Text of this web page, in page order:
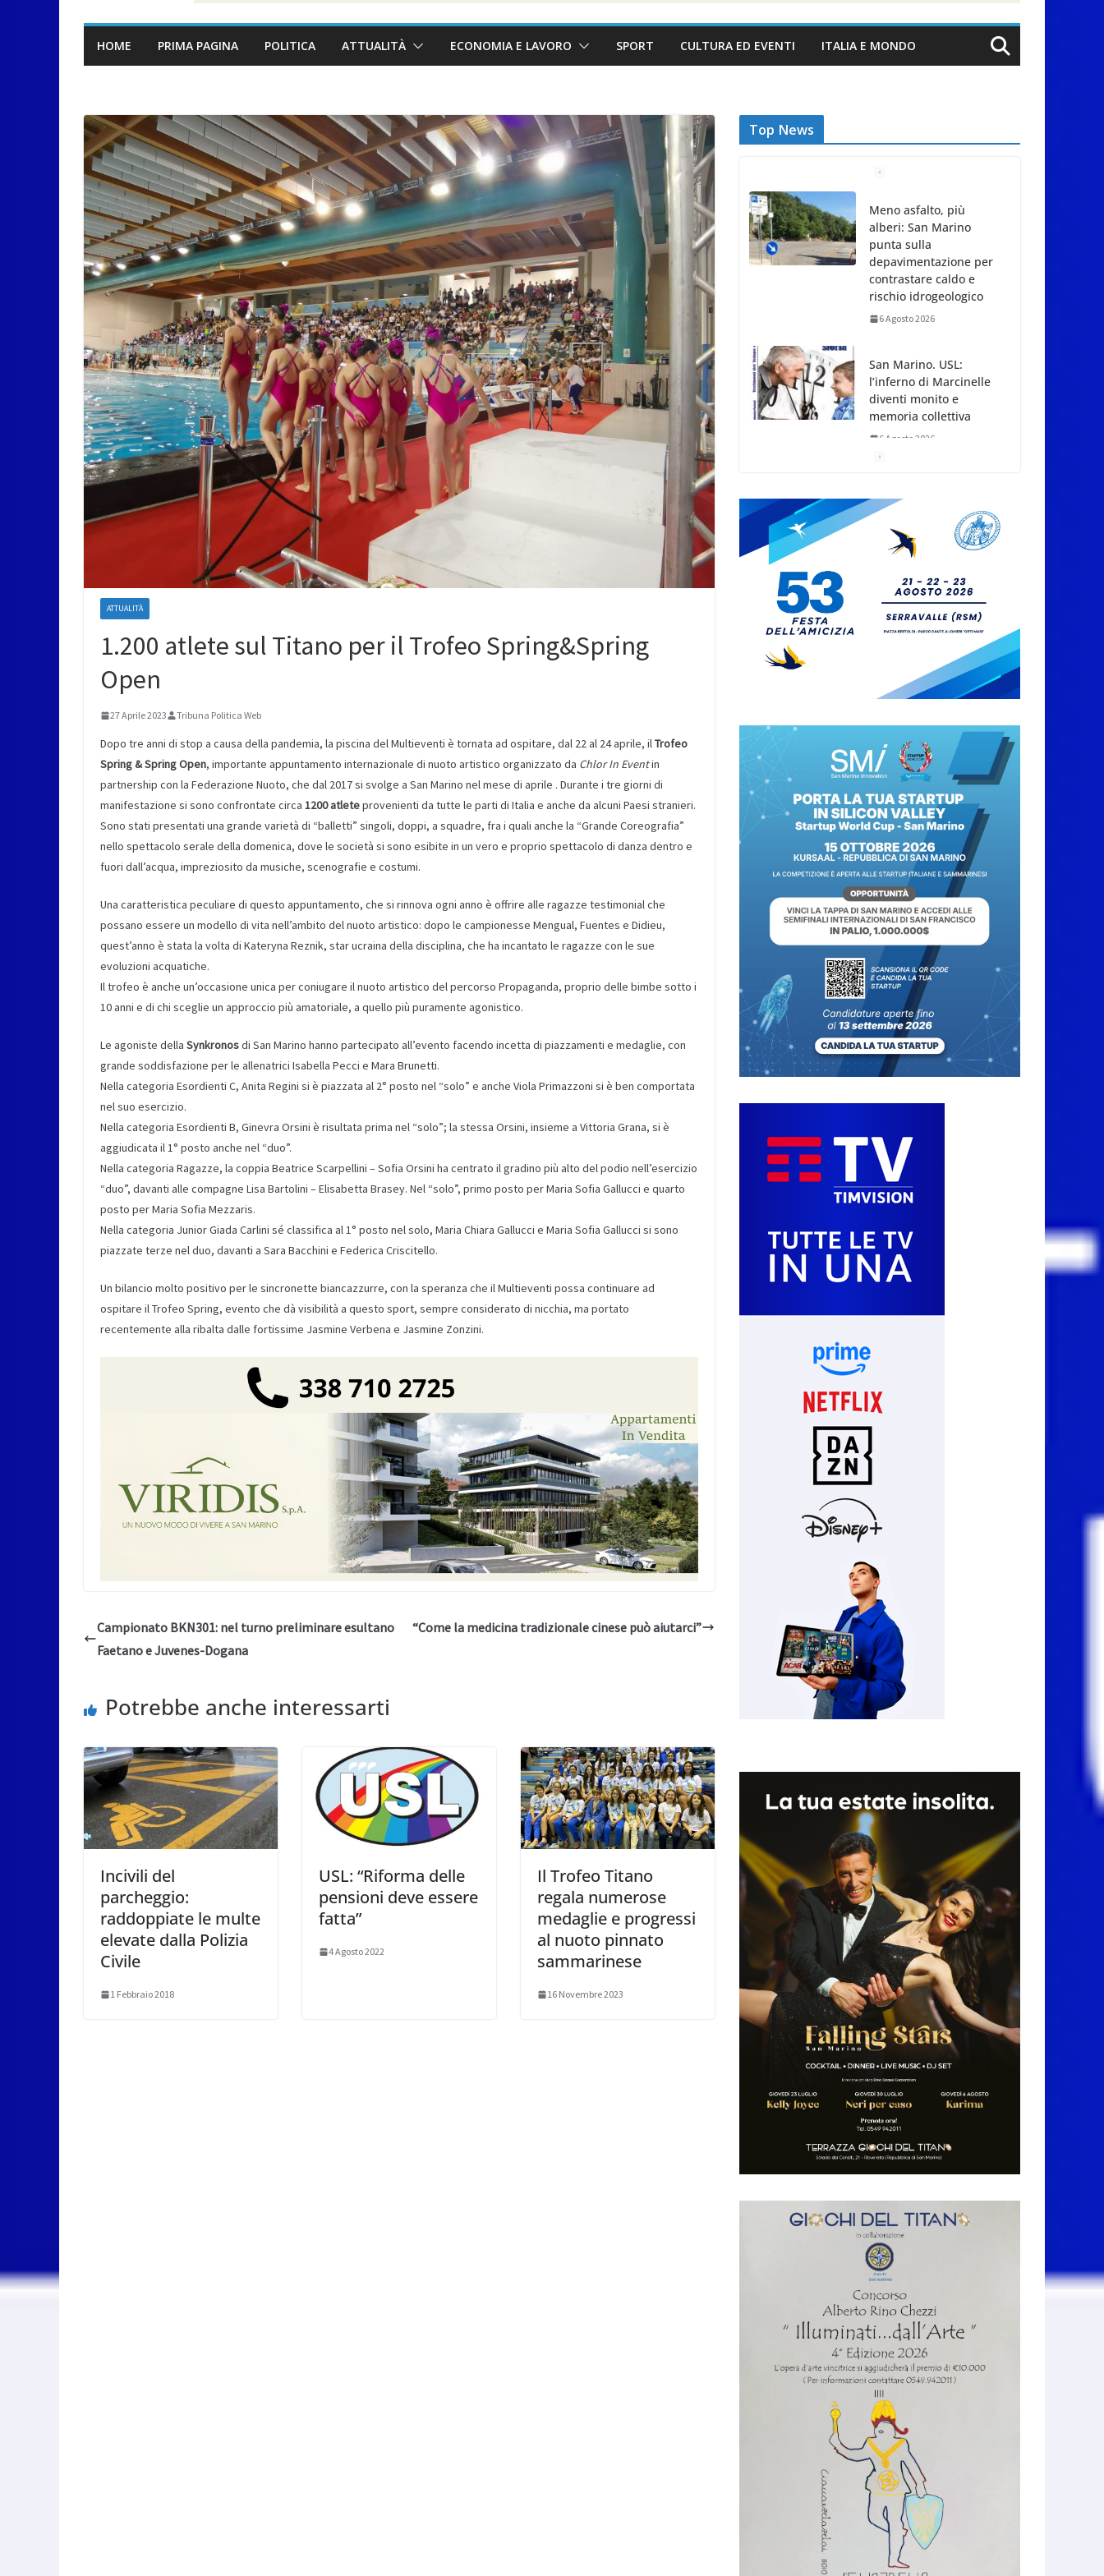
HOME PRIMA PAGINA POLITICA ATTUALITÀ ECONOMIA E LAVORO SPORT CULTURA ED EVENTI ITALIA E MONDO
ATTUALITÀ
1.200 atlete sul Titano per il Trofeo Spring&Spring
Open
27 Aprile 2023 Tribuna Politica Web
Dopo tre anni di stop a causa della pandemia, la piscina del Multieventi è tornata ad ospitare, dal 22 al 24 aprile, ilTrofeo
Spring & Spring Open, importante appuntamento internazionale di nuoto artistico organizzato da Chlor In Eventin
partnership con la Federazione Nuoto, che dal 2017 si svolge a San Marino nel mese di aprile . Durante i tre giorni di
manifestazione si sono confrontate circa 1200atleteprovenienti da tutte le parti di Italia e anche da alcuni Paesi stranieri.
Sono stati presentati una grande varietà di “balletti” singoli, doppi, a squadre, fra i quali anche la “Grande Coreografia”
nello spettacolo serale della domenica, dove le società si sono esibite in un vero e proprio spettacolo di danza dentro e
fuori dall’acqua, impreziosito da musiche, scenografie e costumi.
Una caratteristica peculiare di questo appuntamento, che si rinnova ogni anno è offrire alle ragazze testimonial che
possano essere un modello di vita nell’ambito del nuoto artistico: dopo le campionesse Mengual, Fuentes e Didieu,
quest’anno è stata la volta di Kateryna Reznik, star ucraina della disciplina, che ha incantato le ragazze con le sue
evoluzioni acquatiche.
Il trofeo è anche un’occasione unica per coniugare il nuoto artistico del percorso Propaganda, proprio delle bimbe sotto i
10 anni e di chi sceglie un approccio più amatoriale, a quello più puramente agonistico.
Le agoniste della Synkronosdi San Marino hanno partecipato all’evento facendo incetta di piazzamenti e medaglie, con
grande soddisfazione per le allenatrici Isabella Pecci e Mara Brunetti.
Nella categoria Esordienti C, Anita Regini si è piazzata al 2° posto nel “solo” e anche Viola Primazzoni si è ben comportata
nel suo esercizio.
Nella categoria Esordienti B, Ginevra Orsini è risultata prima nel “solo”; la stessa Orsini, insieme a Vittoria Grana, si è
aggiudicata il 1° posto anche nel “duo”.
Nella categoria Ragazze, la coppia Beatrice Scarpellini – Sofia Orsini ha centrato il gradino più alto del podio nell’esercizio
“duo”, davanti alle compagne Lisa Bartolini – Elisabetta Brasey. Nel “solo”, primo posto per Maria Sofia Gallucci e quarto
posto per Maria Sofia Mezzaris.
Nella categoria Junior Giada Carlini sé classifica al 1° posto nel solo, Maria Chiara Gallucci e Maria Sofia Gallucci si sono
piazzate terze nel duo, davanti a Sara Bacchini e Federica Criscitello.
Un bilancio molto positivo per le sincronette biancazzurre, con la speranza che il Multieventi possa continuare ad
ospitare il Trofeo Spring, evento che dà visibilità a questo sport, sempre considerato di nicchia, ma portato
recentemente alla ribalta dalle fortissime Jasmine Verbena e Jasmine Zonzini.
Campionato BKN301: nel turno preliminare esultano
Faetano e Juvenes-Dogana
“Come la medicina tradizionale cinese può aiutarci”
Potrebbe anche interessarti
Incivili del
parcheggio:
raddoppiate le multe
elevate dalla Polizia
Civile
1 Febbraio 2018
USL: “Riforma delle
pensioni deve essere
fatta”
4 Agosto 2022
Il Trofeo Titano
regala numerose
medaglie e progressi
al nuoto pinnato
sammarinese
16 Novembre 2023
Top News
Meno asfalto, più
alberi: San Marino
punta sulla
depavimentazione per
contrastare caldo e
rischio idrogeologico
6 Agosto 2026
San Marino. USL:
l’inferno di Marcinelle
diventi monito e
memoria collettiva
6 Agosto 2026
PdL famiglia, alla
prima sessione
consiliare utile deve
essere approvato
6 Agosto 2026
San Marino. Dml:
“Torna American
Express, restano le
responsabilità di anni
di immobilismo”
“San Marino Antiqua –
Leggende e storie del
Titano”:
l’inequivocabile
successo di pubblico e
di partecipazione
6 Agosto 2026